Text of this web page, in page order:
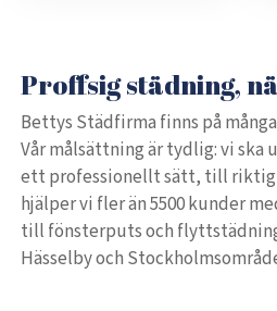
Proffsig städning,
Bettys Städfirma finns på
Vår målsättning är tydlig: vi ska
ett professionellt sätt, till riktigt
hjälper vi fler än 5500 kunder
till fönsterputs och flyttstädning
Hässelby och